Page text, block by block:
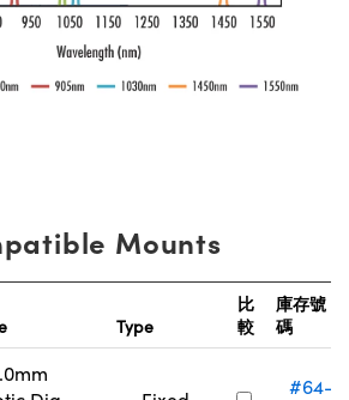
Mounts
Type
比
較
庫存號
碼
#64-